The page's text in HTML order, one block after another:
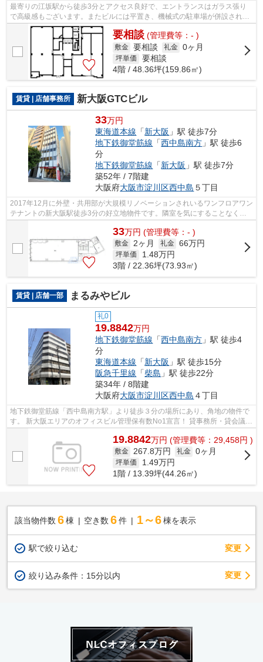
最寄りの江坂駅から徒歩3分とアクセス良好で、エントランスはガラス張り
で高級感もございます。またビルには平置き、機械式の駐車場が併設されて
います（空き状況はお問い合わせくださ...
要相談 (管理費等：- )
敷金 要相談 礼金 0ヶ月
坪単価
要相談
4階 / 48.36坪(159.86㎡)
賃貸 | 店舗事務所 新大阪GTCビル
33万円
東海道本線 「新大阪 」駅 徒歩7分
地下鉄御堂筋線 「西中島南方 」駅 徒歩6
分
地下鉄御堂筋線 「新大阪 」駅 徒歩7分
築52年 / 7階建
大阪府大阪市淀川区西中島 ５丁目
2017年12月に外壁・共用部が大規模リノベーションされいるワンフロアワン
テナントの新大阪駅徒歩3分の好立地物件です。隣室を気にすることなく、
33万円 (管理費等：- )
敷金 2ヶ月 礼金 66万円
坪単価 1.48万円
3階 / 22.36坪(73.93㎡)
賃貸 | 店舗一部 まるみやビル
礼0
19.8842万円
地下鉄御堂筋線 「西中島南方 」駅 徒歩4
分
東海道本線 「新大阪 」駅 徒歩15分
阪急千里線 「柴島 」駅 徒歩22分
築34年 / 8階建
大阪府大阪市淀川区西中島 ４丁目
地下鉄御堂筋線「西中島南方駅」より徒歩３分の場所にあり、角地の物件で
す。 新大阪エリアのオフィスビル管理保有数No1宣言！ 貸事務所・貸会議室
19.8842万円 (管理費等：29,458円 )
敷金 267.8万円 礼金 0ヶ月
坪単価 1.49万円
1階 / 13.39坪(44.26㎡)
該当物件数 6棟 空き数 6 件 1～6 棟を表示
駅で絞り込む 変更
絞り込み条件： 15分以内 変更